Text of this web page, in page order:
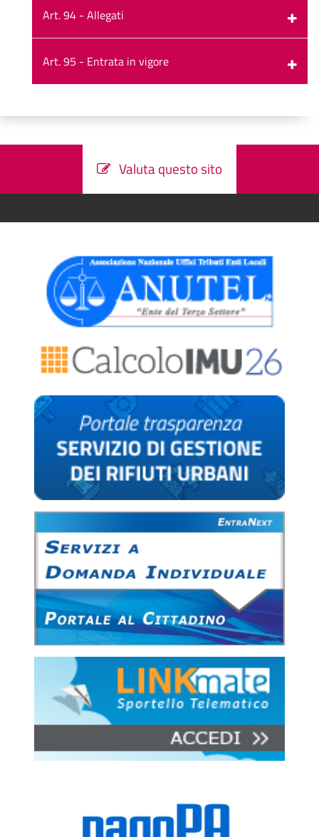
Art. 94 - Allegati
Art. 95 - Entrata in vigore
Valuta questo sito